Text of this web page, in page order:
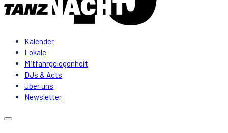
Kalender
Lokale
Mitfahrgelegenheit
DJs & Acts
Über uns
Newsletter